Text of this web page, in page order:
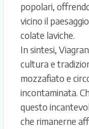
popolari,
vicino il
colate laviche.
In sintesi,
cultura e
mozzafiato e
incontaminata.
questo
che rimanerne